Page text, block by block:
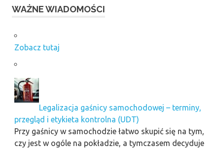
WAŻNE WIADOMOŚCI
Zobacz tutaj
Legalizacja gaśnicy samochodowej – terminy,
przegląd i etykieta kontrolna (UDT)
Przy gaśnicy w samochodzie łatwo skupić się na tym,
czy jest w ogóle na pokładzie, a tymczasem decyduje